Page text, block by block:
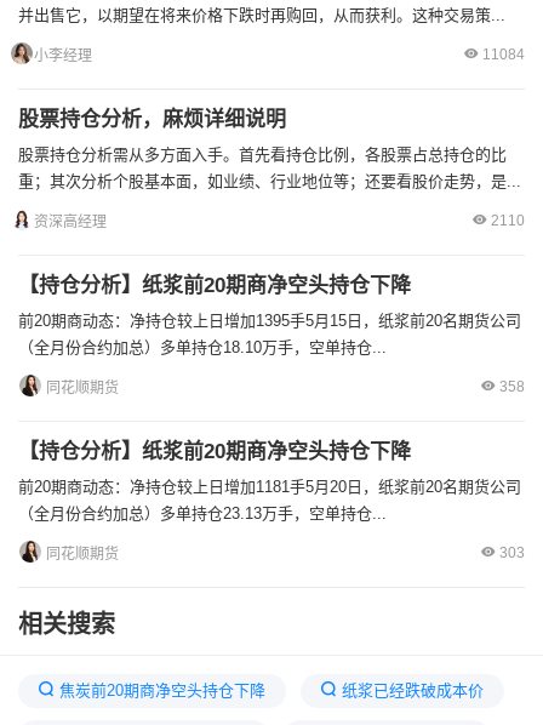
并出售它，以期望在将来价格下跌时再购回，从而获利。这种交易策...
小李经理 11084
股票持仓分析，麻烦详细说明
股票持仓分析需从多方面入手。首先看持仓比例，各股票占总持仓的比
重；其次分析个股基本面，如业绩、行业地位等；还要看股价走势，是...
资深高经理 2110
【持仓分析】纸浆前20期商净空头持仓下降
前20期商动态：净持仓较上日增加1395手5月15日，纸浆前20名期货公司
（全月份合约加总）多单持仓18.10万手，空单持仓...
同花顺期货 358
【持仓分析】纸浆前20期商净空头持仓下降
前20期商动态：净持仓较上日增加1181手5月20日，纸浆前20名期货公司
（全月份合约加总）多单持仓23.13万手，空单持仓...
同花顺期货 303
相关搜索
焦炭前20期商净空头持仓下降 纸浆已经跌破成本价